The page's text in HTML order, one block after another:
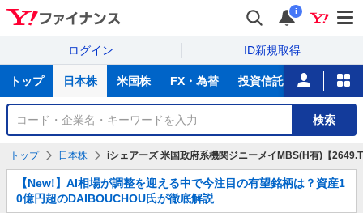
i
ログイン ID新規取得
サ
トップ 日本株 米国株 FX・為替 投資信託 ニュース
銘
検
検索
トップ 日本株 iシェアーズ 米国政府系機関ジニーメイMBS(H有)【
知
【New!】AI相場が調整を迎える中で今注目の有望銘柄は？資産1
0億円超のDAIBOUCHOU氏が徹底解説